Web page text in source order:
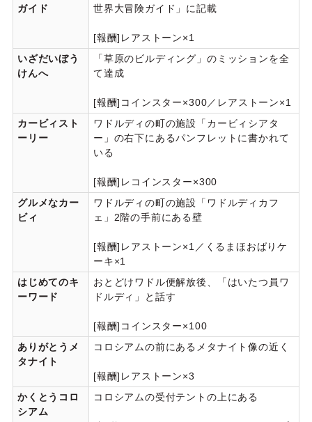
ガイド
世界大冒険ガイド」に記載
[報酬]レアストーン×1
いざだいぼう
けんへ
「草原のビルディング」のミッションを全
て達成
[報酬]コインスター×300／レアストーン×1
カービィスト
ーリー
ワドルディの町の施設「カービィシアタ
ー」の右下にあるパンフレットに書かれて
いる
[報酬]レコインスター×300
グルメなカー
ビィ
ワドルディの町の施設「ワドルディカフ
ェ」2階の手前にある壁
[報酬]レアストーン×1／くるまほおばりケ
ーキ×1
はじめてのキ
ーワード
おとどけワドル便解放後、「はいたつ員ワ
ドルディ」と話す
[報酬]コインスター×100
ありがとうメ
タナイト
コロシアムの前にあるメタナイト像の近く
[報酬]レアストーン×3
かくとうコロ
シアム
コロシアムの受付テントの上にある